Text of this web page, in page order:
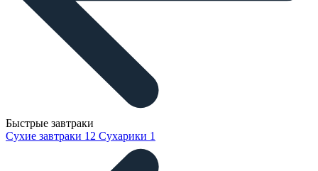
Быстрые завтраки
Сухие завтраки 12 Сухарики 1